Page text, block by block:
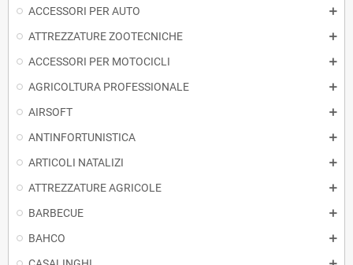
ACCESSORI PER AUTO
ATTREZZATURE ZOOTECNICHE
ACCESSORI PER MOTOCICLI
AGRICOLTURA PROFESSIONALE
AIRSOFT
ANTINFORTUNISTICA
ARTICOLI NATALIZI
ATTREZZATURE AGRICOLE
BARBECUE
BAHCO